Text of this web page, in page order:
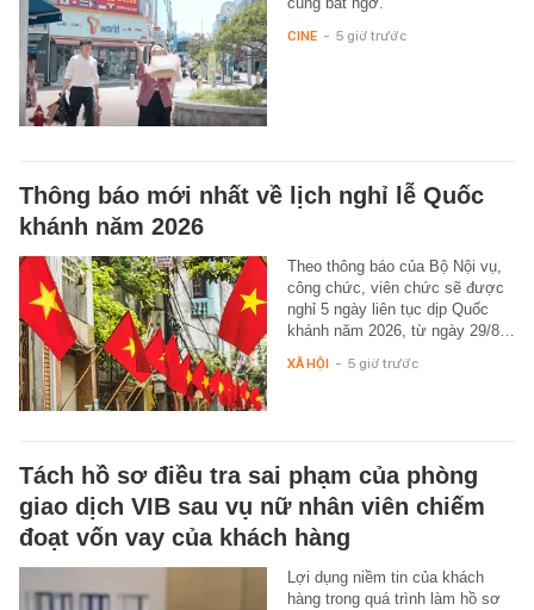
CINE - 5 giờ trước
Thông báo mới nhất về lịch nghỉ lễ Quốc
khánh năm 2026
Theo thông báo của Bộ Nội vụ,
công chức, viên chức sẽ được
nghỉ 5 ngày liên tục dịp Quốc
khánh năm 2026, từ ngày 29/8…
XÃ HỘI - 5 giờ trước
Tách hồ sơ điều tra sai phạm của phòng
giao dịch VIB sau vụ nữ nhân viên chiếm
đoạt vốn vay của khách hàng
Lợi dụng niềm tin của khách
hàng trong quá trình làm hồ sơ